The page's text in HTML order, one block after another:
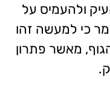
ולהעמיס על
כי למעשה זהו
מאשר פתרון